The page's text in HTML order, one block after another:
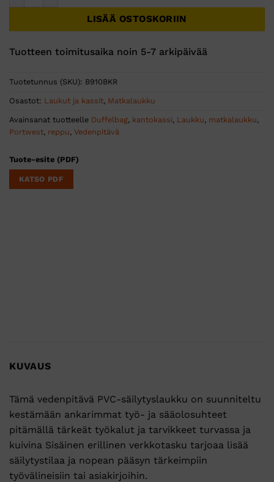
LISÄÄ OSTOSKORIIN
Tuotteen toimitusaika noin 5-7 arkipäivää
Tuotetunnus (SKU): B910BKR
Osastot: Laukut ja kassit, Matkalaukku
Avainsanat tuotteelle Duffelbag, kantokassi, Laukku, matkalaukku,
Portwest, reppu, Vedenpitävä
Tuote-esite (PDF)
KATSO PDF
KUVAUS
Tämä vedenpitävä PVC-säilytyslaukku on suunniteltu
kestämään ankarimmat työ- ja sääolosuhteet
pitämällä tärkeät työkalut ja tarvikkeet turvassa ja
kuivina Sisäinen erillinen verkkotasku tarjoaa lisää
säilytystilaa ja nopean pääsyn tärkeimpiin
työvälineisiin tai asiakirjoihin.